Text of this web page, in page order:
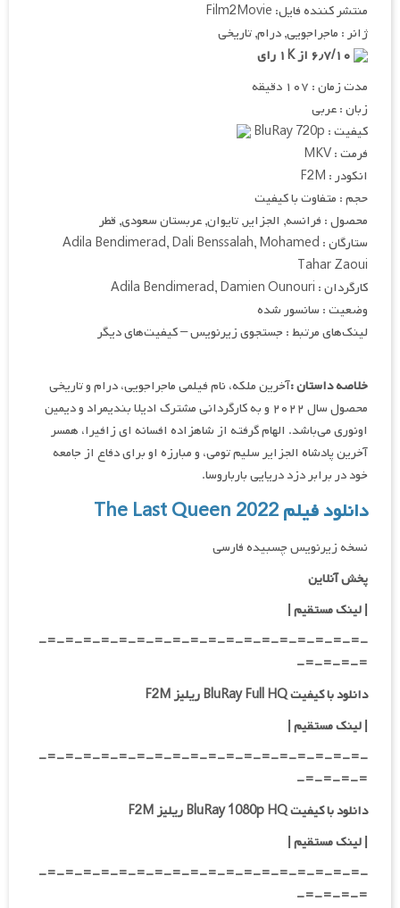
منتشر کننده فایل: Film2Movie
ژانر : ماجراجویی, درام, تاریخی
مدت زمان : ۱۰۷ دقیقه
زبان : عربی
کیفیت : BluRay 720p
فرمت : MKV
انکودر : F2M
حجم : متفاوت با کیفیت
محصول : فرانسه, الجزایر, تایوان, عربستان سعودی, قطر
ستارگان : Adila Bendimerad, Dali Benssalah, Mohamed
Tahar Zaoui
کارگردان : Adila Bendimerad, Damien Ounouri
وضعیت : سانسور شده
لینک‌های مرتبط : جستجوی زیرنویس – کیفیت‌های دیگر
خلاصه داستان :آخرین ملکه، نام فیلمی ماجراجویی، درام و تاریخی
محصول سال ۲۰۲۲ و به کارگردانی مشترک ادیلا بندیمراد و دیمین
اونوری می‌باشد. الهام گرفته از شاهزاده افسانه ای زافیرا، همسر
آخرین پادشاه الجزایر سلیم تومی، و مبارزه او برای دفاع از جامعه
خود در برابر دزد دریایی بارباروسا.
دانلود فیلم The Last Queen 2022
نسخه زیرنویس چسبیده فارسی
پخش آنلاین
| لینک مستقیم|
-=-=-=-=-=-=-=-=-=-=-=-=-=-=-=-=-=-=-
=-=-=-=-
دانلود با کیفیت BluRay Full HQ ریلیز F2M
|لینک مستقیم|
-=-=-=-=-=-=-=-=-=-=-=-=-=-=-=-=-=-=-
=-=-=-=-
دانلود با کیفیت BluRay 1080p HQ ریلیز F2M
|لینک مستقیم|
-=-=-=-=-=-=-=-=-=-=-=-=-=-=-=-=-=-=-
=-=-=-=-